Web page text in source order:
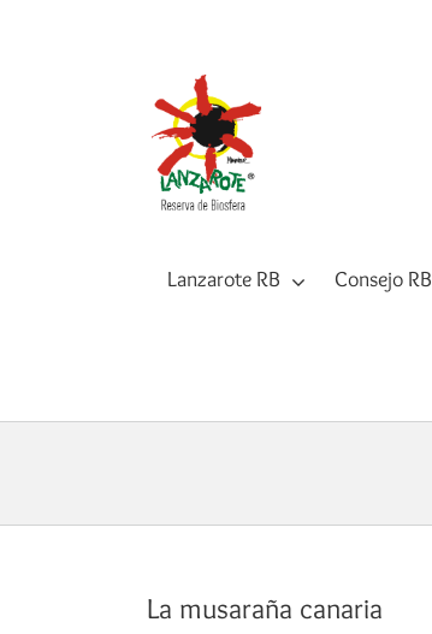
Lanzarote RB Consejo RB
La musaraña canaria